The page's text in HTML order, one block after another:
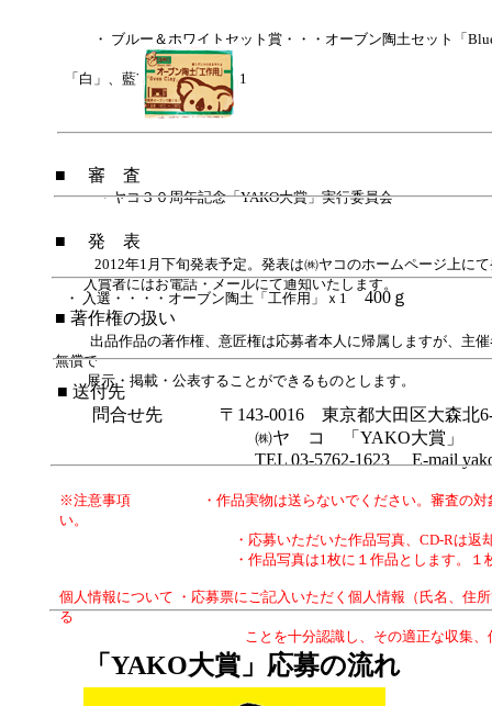
「YAKO大賞」応募の流れ
■ 送付先
問合せ先 〒143-0016 東京都大田区大森北6-
㈱ヤ コ 「YAKO大賞」
TEL 03-5762-1623 E-mail
■ 著作権の扱い
出品作品の著作権、意匠権は応募者本人に帰属しますが、主
無償で
展示・掲載・公表することができるものとします。
■ 発 表
2012年1月下旬発表予定。発表は㈱ヤコのホームページ上に
入賞者にはお電話・メールにて通知いたします。
■ 審 査
・ヤコ３０周年記念「YAKO大賞」実行委員会
※注意事項 ・作品実物は送らないでください。審査の対象と
い。
・応募いただいた作品写真、CD-Rは返却いたし
・作品写真は1枚に１作品とします。１枚に複数点
個人情報について ・応募票にご記入いただく個人情報（氏名、住
る
ことを十分認識し、その適正な収集、保護をはか
・ ブルー＆ホワイトセット賞・・・オーブン陶土セット「
「ろくろ」ｘ1 1ｋｇ
「白」、藍Yu～各25ｃｃｘ1
テキスト たのしい！「
彩色筆ｘ1 平筆ｘ
・ 入選・・・・オーブン陶土「工作用」ｘ1400ｇ